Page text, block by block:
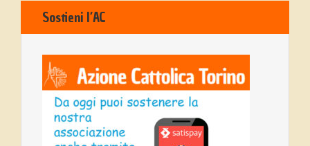
Sostieni l’AC